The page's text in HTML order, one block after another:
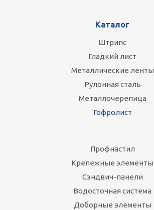
Каталог
Штрипс
Гладкий лист
Металлические ленты
Рулонная сталь
Металлочерепица
Гофролист
Профнастил
Крепежные элементы
Сэндвич-панели
Водосточная система
Доборные элементы